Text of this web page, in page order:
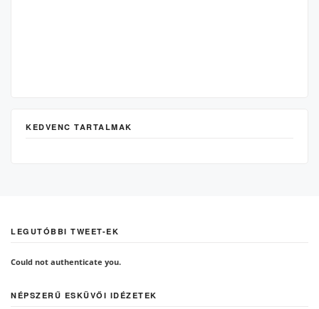
KEDVENC TARTALMAK
LEGUTÓBBI TWEET-EK
Could not authenticate you.
NÉPSZERŰ ESKÜVŐI IDÉZETEK